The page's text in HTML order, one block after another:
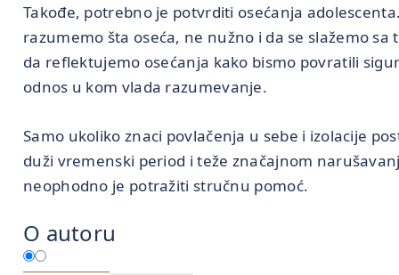
Takođe, potrebno je potvrditi osećanja
razumemo šta oseća, ne nužno i da se slažemo sa
da reflektujemo osećanja kako bismo povratili
odnos u kom vlada razumevanje.
Samo ukoliko znaci povlačenja u sebe i izolacije
duži vremenski period i teže značajnom
neophodno je potražiti stručnu pomoć.
O autoru